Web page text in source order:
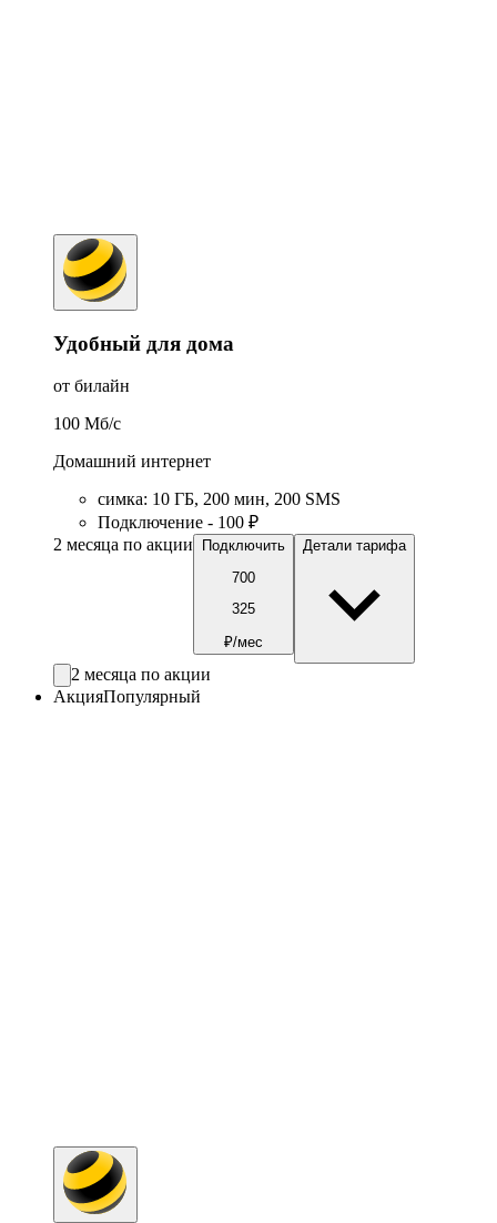
Удобный для дома
от билайн
100 Мб/c
Домашний интернет
симка: 10 ГБ, 200 мин, 200 SMS
Подключение - 100 ₽
2 месяца по акции
Подключить
700
325
₽/мес
Детали тарифа
2 месяца по акции
АкцияПопулярный